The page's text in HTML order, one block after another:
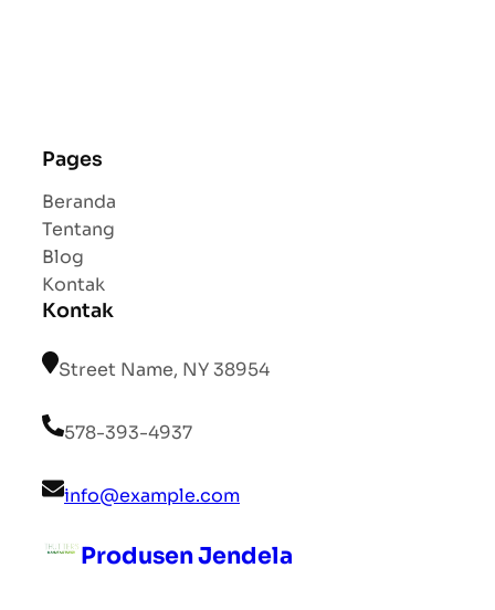
Pages
Beranda
Tentang
Blog
Kontak
Kontak
Street Name, NY 38954
578-393-4937
info@example.com
Produsen Jendela